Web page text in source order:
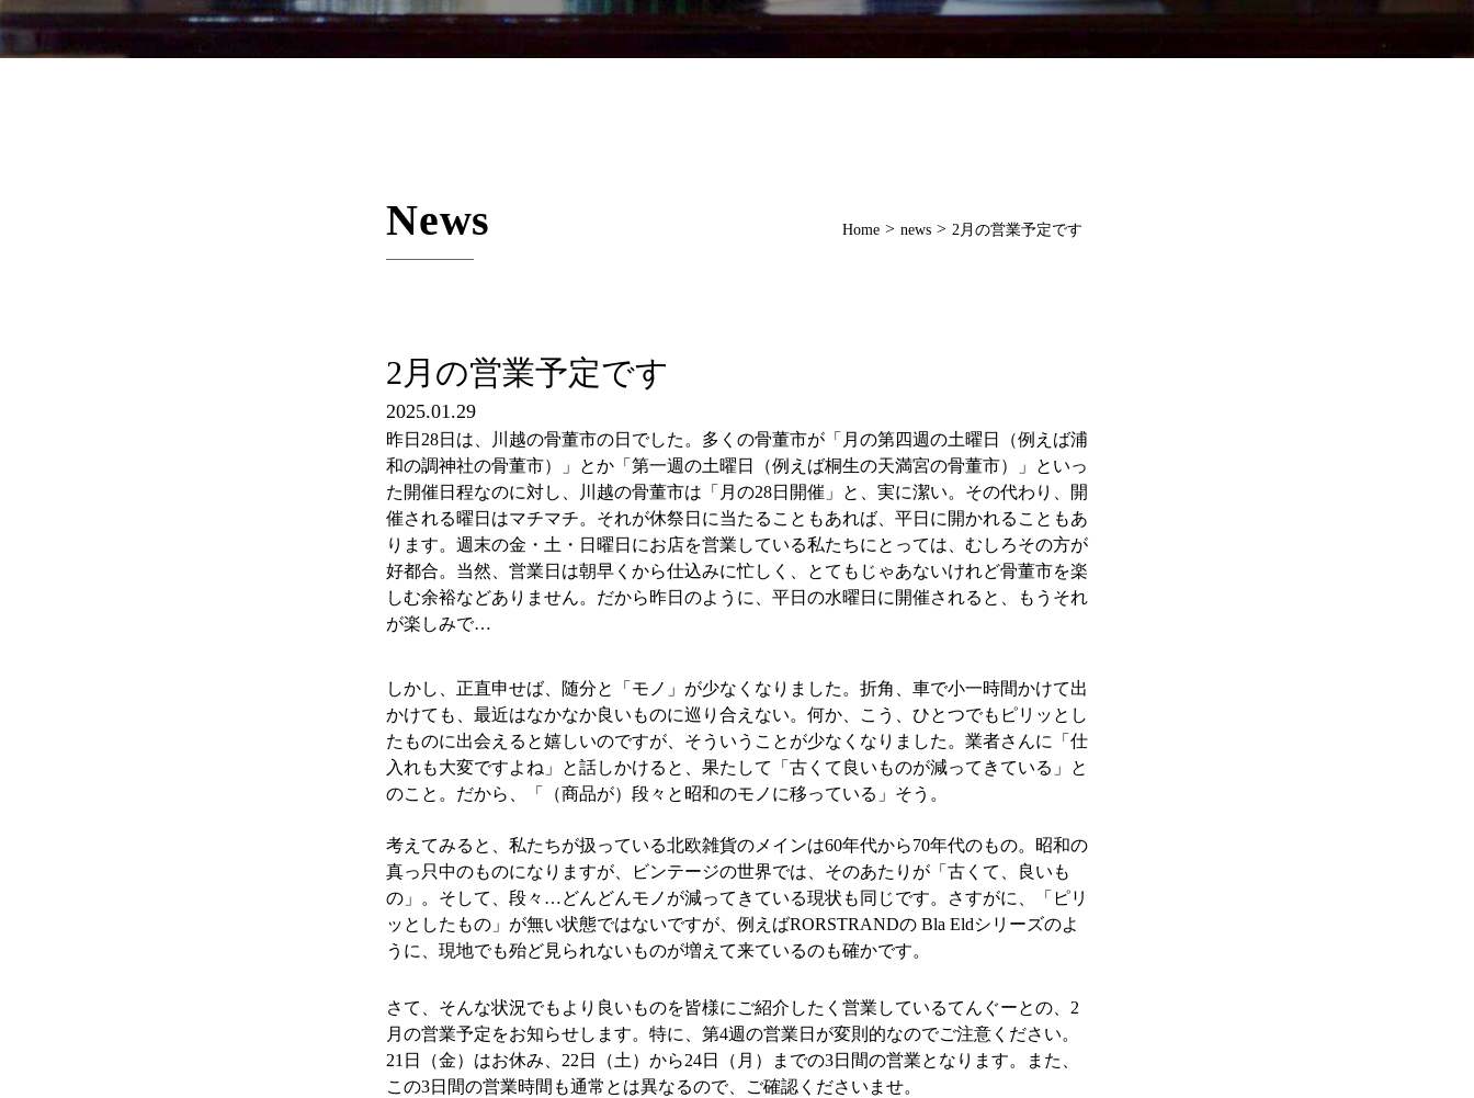
News Home > news > 2月の営業予定です
2月の営業予定です
2025.01.29
昨日28日は、川越の骨董市の日でした。多くの骨董市が「月の第四週の土曜日（例えば浦
和の調神社の骨董市）」とか「第一週の土曜日（例えば桐生の天満宮の骨董市）」といっ
た開催日程なのに対し、川越の骨董市は「月の28日開催」と、実に潔い。その代わり、開
催される曜日はマチマチ。それが休祭日に当たることもあれば、平日に開かれることもあ
ります。週末の金・土・日曜日にお店を営業している私たちにとっては、むしろその方が
好都合。当然、営業日は朝早くから仕込みに忙しく、とてもじゃあないけれど骨董市を楽
しむ余裕などありません。だから昨日のように、平日の水曜日に開催されると、もうそれ
が楽しみで…
しかし、正直申せば、随分と「モノ」が少なくなりました。折角、車で小一時間かけて出
かけても、最近はなかなか良いものに巡り合えない。何か、こう、ひとつでもピリッとし
たものに出会えると嬉しいのですが、そういうことが少なくなりました。業者さんに「仕
入れも大変ですよね」と話しかけると、果たして「古くて良いものが減ってきている」と
のこと。だから、「（商品が）段々と昭和のモノに移っている」そう。
考えてみると、私たちが扱っている北欧雑貨のメインは60年代から70年代のもの。昭和の
真っ只中のものになりますが、ビンテージの世界では、そのあたりが「古くて、良いも
の」。そして、段々…どんどんモノが減ってきている現状も同じです。さすがに、「ピリ
ッとしたもの」が無い状態ではないですが、例えばRORSTRANDの Bla Eldシリーズのよ
うに、現地でも殆ど見られないものが増えて来ているのも確かです。
さて、そんな状況でもより良いものを皆様にご紹介したく営業しているてんぐーとの、2
月の営業予定をお知らせします。特に、第4週の営業日が変則的なのでご注意ください。
21日（金）はお休み、22日（土）から24日（月）までの3日間の営業となります。また、
この3日間の営業時間も通常とは異なるので、ご確認くださいませ。